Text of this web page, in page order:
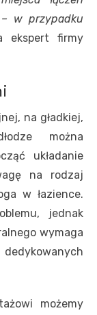
w przypadku
ekspert firmy
na gładkiej,
można
układanie
na rodzaj
w łazience.
jednak
wymaga
możemy